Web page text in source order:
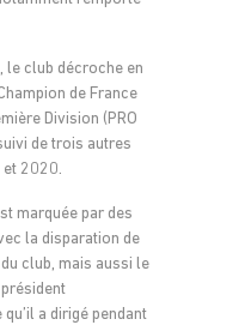
le club décroche en
de France
Division (PRO
de trois autres
et 2020.
marquée par des
la disparation de
club, mais aussi le
a dirigé pendant